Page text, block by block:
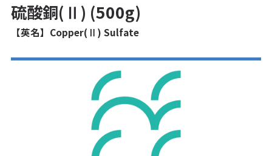
硫酸銅(Ⅱ) (500g)
【英名】Copper(Ⅱ) Sulfate